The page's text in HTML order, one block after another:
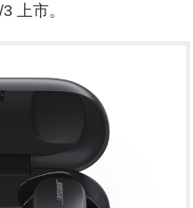
上市。